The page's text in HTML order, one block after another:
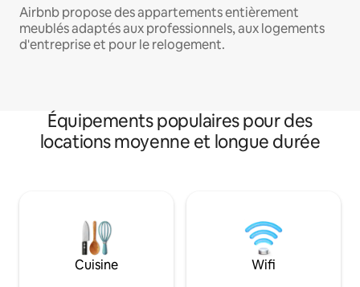
Airbnb propose des appartements entièrement
meublés adaptés aux professionnels, aux logements
d'entreprise et pour le relogement.
Équipements populaires pour des
locations moyenne et longue durée
Cuisine Wifi